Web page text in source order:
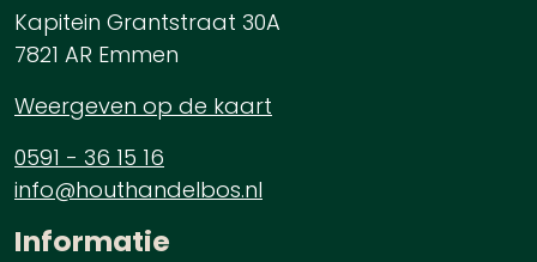
Kapitein Grantstraat 30A
7821 AR Emmen
Weergeven op de kaart
0591 - 36 15 16
info@houthandelbos.nl
Informatie